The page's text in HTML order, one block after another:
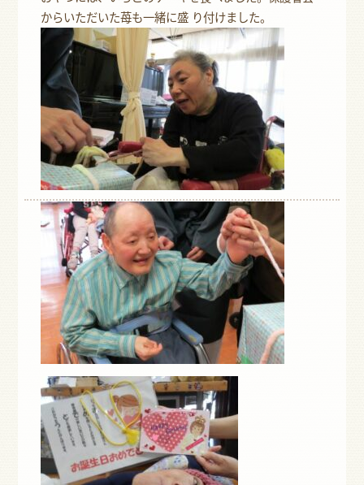
からいただいた苺も一緒に盛 り付けました。